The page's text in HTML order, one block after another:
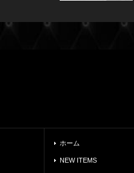
ホーム
NEW ITEMS